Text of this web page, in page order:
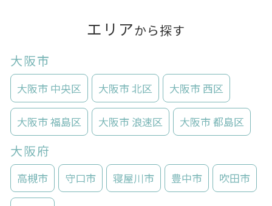
エリアから探す
大阪市
大阪市 中央区 大阪市 北区 大阪市 西区
大阪市 福島区 大阪市 浪速区 大阪市 都島区
大阪府
高槻市 守口市 寝屋川市 豊中市 吹田市